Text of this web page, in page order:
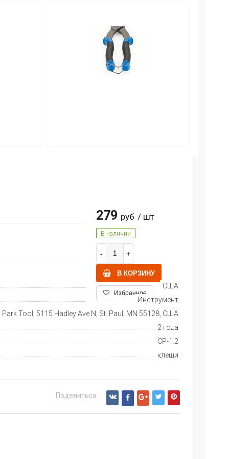
279 руб / шт
В наличии
В КОРЗИНУ
Избранное
США
Инструмент
Park Tool, 5115 Hadley Ave N, St. Paul, MN 55128, США
2 года
CP-1.2
клещи
Поделиться: